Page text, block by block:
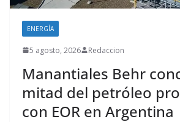
ENERGÍA
5 agosto, 2026 Redaccion
Manantiales Behr
mitad del petróleo
con EOR en Argentina